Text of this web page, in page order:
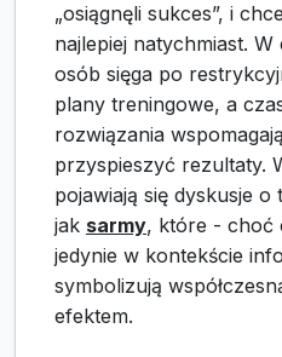
„osiągnęli sukces”, i
najlepiej natychmiast.
osób sięga po
plany treningowe, a
rozwiązania
przyspieszyć rezultaty.
pojawiają się dyskusje
jak sarmy, które - choć
jedynie w kontekście
symbolizują
efektem.